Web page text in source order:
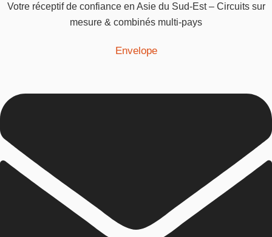
Votre réceptif de confiance en Asie du Sud-Est – Circuits sur
mesure & combinés multi-pays
Envelope